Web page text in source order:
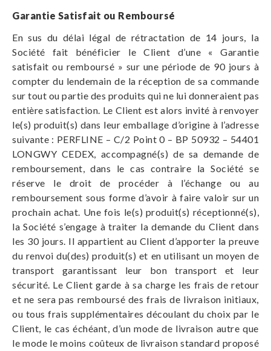
Garantie Satisfait ou Remboursé
En sus du délai légal de rétractation de 14 jours, la
Société fait bénéficier le Client d’une « Garantie
satisfait ou remboursé » sur une période de 90 jours à
compter du lendemain de la réception de sa commande
sur tout ou partie des produits qui ne lui donneraient pas
entière satisfaction. Le Client est alors invité à renvoyer
le(s) produit(s) dans leur emballage d’origine à l’adresse
suivante : PERFLINE – C/2 Point 0 – BP 50932 – 54401
LONGWY CEDEX, accompagné(s) de sa demande de
remboursement, dans le cas contraire la Société se
réserve le droit de procéder à l’échange ou au
remboursement sous forme d’avoir à faire valoir sur un
prochain achat. Une fois le(s) produit(s) réceptionné(s),
la Société s’engage à traiter la demande du Client dans
les 30 jours. Il appartient au Client d’apporter la preuve
du renvoi du(des) produit(s) et en utilisant un moyen de
transport garantissant leur bon transport et leur
sécurité. Le Client garde à sa charge les frais de retour
et ne sera pas remboursé des frais de livraison initiaux,
ou tous frais supplémentaires découlant du choix par le
Client, le cas échéant, d’un mode de livraison autre que
le mode le moins coûteux de livraison standard proposé